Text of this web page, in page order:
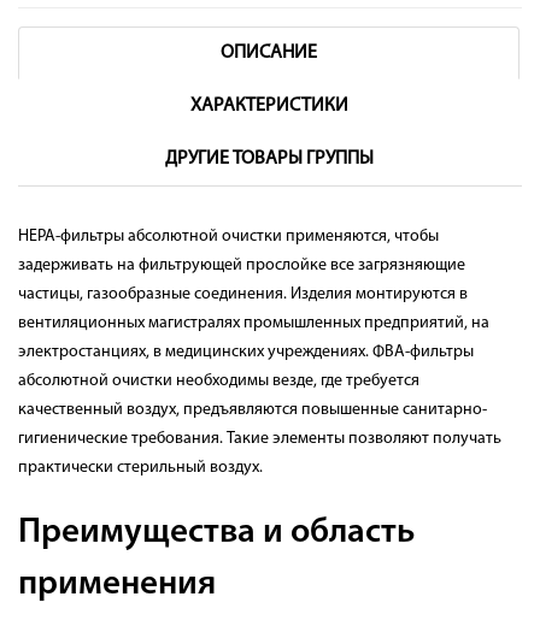
ОПИСАНИЕ
ХАРАКТЕРИСТИКИ
ДРУГИЕ ТОВАРЫ ГРУППЫ
HEPA-фильтры абсолютной очистки применяются, чтобы
задерживать на фильтрующей прослойке все загрязняющие
частицы, газообразные соединения. Изделия монтируются в
вентиляционных магистралях промышленных предприятий, на
электростанциях, в медицинских учреждениях. ФВА-фильтры
абсолютной очистки необходимы везде, где требуется
качественный воздух, предъявляются повышенные санитарно-
гигиенические требования. Такие элементы позволяют получать
практически стерильный воздух.
Преимущества и область
применения